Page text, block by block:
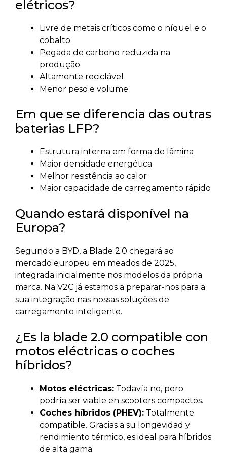
elétricos?
Livre de metais críticos como o níquel e o
cobalto
Pegada de carbono reduzida na
produção
Altamente reciclável
Menor peso e volume
Em que se diferencia das outras
baterias LFP?
Estrutura interna em forma de lâmina
Maior densidade energética
Melhor resistência ao calor
Maior capacidade de carregamento rápido
Quando estará disponível na
Europa?
Segundo a BYD, a Blade 2.0 chegará ao
mercado europeu em meados de 2025,
integrada inicialmente nos modelos da própria
marca. Na V2C já estamos a preparar-nos para a
sua integração nas nossas soluções de
carregamento inteligente.
¿Es la blade 2.0 compatible con
motos eléctricas o coches
híbridos?
Motos eléctricas: Todavía no, pero
podría ser viable en scooters compactos.
Coches híbridos (PHEV): Totalmente
compatible. Gracias a su longevidad y
rendimiento térmico, es ideal para híbridos
de alta gama.